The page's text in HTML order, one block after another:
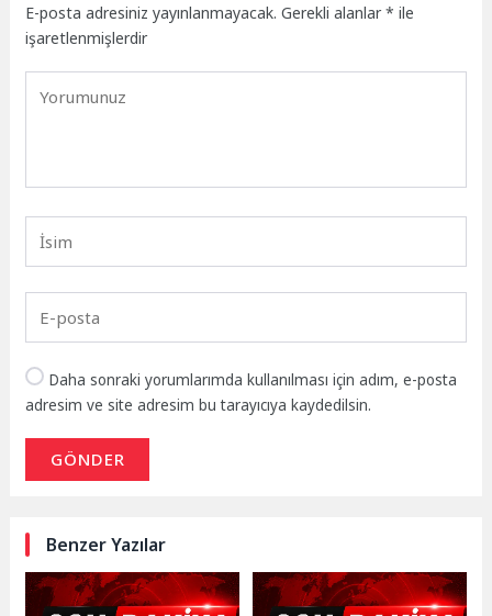
E-posta adresiniz yayınlanmayacak. Gerekli alanlar* ile
işaretlenmişlerdir
Daha sonraki yorumlarımda kullanılması için adım, e-posta
adresim ve site adresim bu tarayıcıya kaydedilsin.
GÖNDER
Benzer Yazılar